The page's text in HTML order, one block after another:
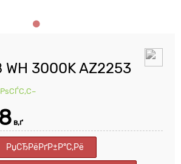
WH 3000K AZ2253
в‚ґ
РџСЂРёРґР±Р°С‚Рё